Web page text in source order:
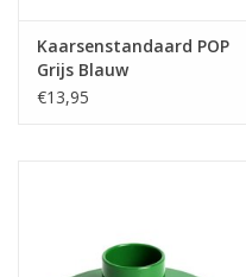
Kaarsenstandaard POP
Grijs Blauw
€13,95